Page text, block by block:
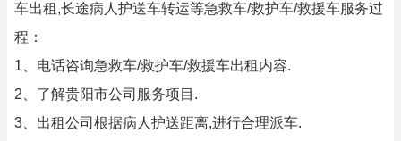
车出租,长途病人护送车转运等急救车/救护车/救援车服务过
程：
1、电话咨询急救车/救护车/救援车出租内容.
2、了解贵阳市公司服务项目.
3、出租公司根据病人护送距离,进行合理派车.